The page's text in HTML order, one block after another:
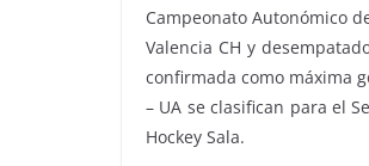
Campeonato Autonómico
Valencia CH y
confirmada como máxima
– UA se clasifican para el
Hockey Sala.